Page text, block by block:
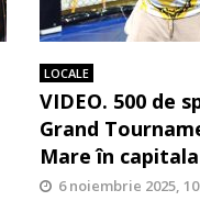
LOCALE
VIDEO. 500 de
Grand
Mare în
6 noiembrie 2025,